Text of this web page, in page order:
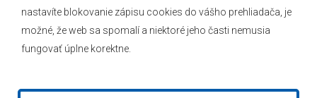
nastavíte blokovanie zápisu cookies do vášho prehliadača, je
možné, že web sa spomalí a niektoré jeho časti nemusia
fungovať úplne korektne.
Kontakt
Mapa stránok